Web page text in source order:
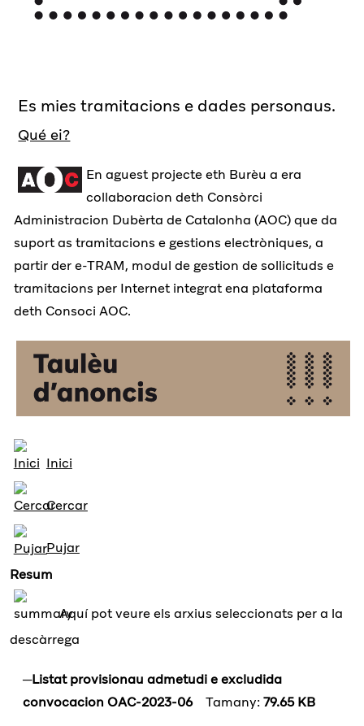
Es mies tramitacions e dades personaus.
Qué ei?
En aguest projecte eth Burèu a era
collaboracion deth Consòrci
Administracion Dubèrta de Catalonha (AOC) que da
suport as tramitacions e gestions electròniques, a
partir der e-TRAM, modul de gestion de sollicituds e
tramitacions per Internet integrat ena plataforma
deth Consoci AOC.
Inici
Cercar
Pujar
Resum
Aquí pot veure els arxius seleccionats per a la
descàrrega
Listat provisionau admetudi e excludida
convocacion OAC-2023-06Tamany:79.65 KB